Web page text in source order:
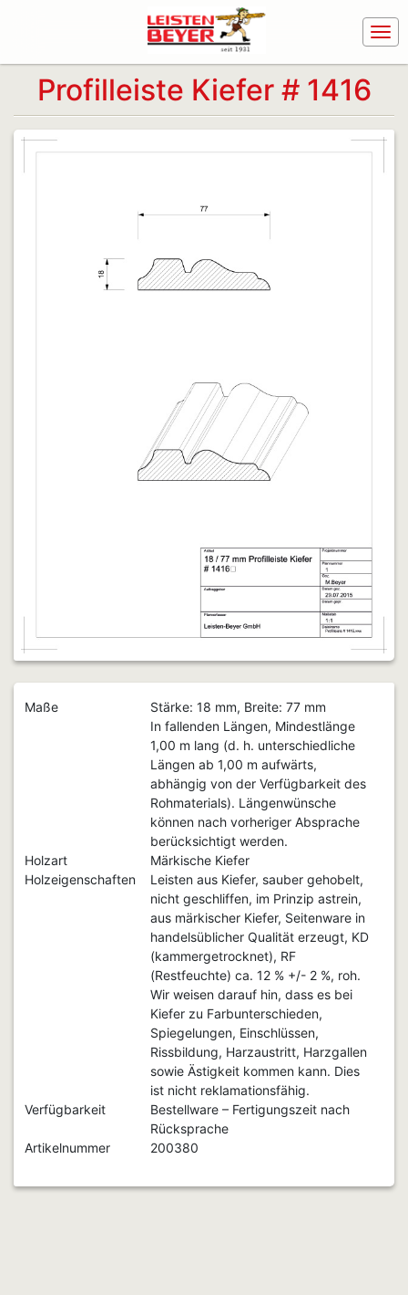
Profilleiste Kiefer # 1416
Maße
Stärke: 18 mm, Breite: 77 mm
In fallenden Längen, Mindestlänge
1,00 m lang (d. h. unterschiedliche
Längen ab 1,00 m aufwärts,
abhängig von der Verfügbarkeit des
Rohmaterials). Längenwünsche
können nach vorheriger Absprache
berücksichtigt werden.
Holzart
Märkische Kiefer
Holzeigenschaften
Leisten aus Kiefer, sauber gehobelt,
nicht geschliffen, im Prinzip astrein,
aus märkischer Kiefer, Seitenware in
handelsüblicher Qualität erzeugt, KD
(kammergetrocknet), RF
(Restfeuchte) ca. 12 % +/- 2 %, roh.
Wir weisen darauf hin, dass es bei
Kiefer zu Farbunterschieden,
Spiegelungen, Einschlüssen,
Rissbildung, Harzaustritt, Harzgallen
sowie Ästigkeit kommen kann. Dies
ist nicht reklamationsfähig.
Verfügbarkeit
Bestellware – Fertigungszeit nach
Rücksprache
Artikelnummer
200380